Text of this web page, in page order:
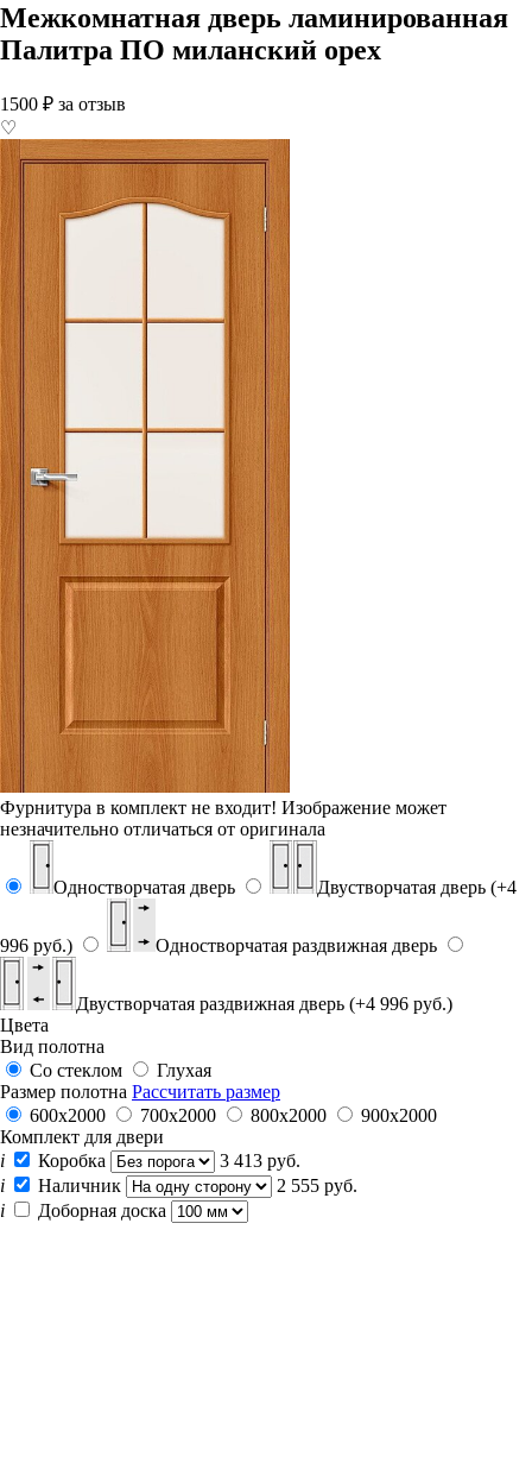
Межкомнатная дверь ламинированная
Палитра ПО миланский орех
1500 ₽ за отзыв
♡
Фурнитура в комплект не входит! Изображение может
незначительно отличаться от оригинала
Одностворчатая дверь Двустворчатая дверь (+4
996 руб.) Одностворчатая раздвижная дверь
Двустворчатая раздвижная дверь (+4 996 руб.)
Цвета
Вид полотна
Со стеклом
Глухая
Размер полотна Рассчитать размер
600x2000
700x2000 800x2000
900x2000
Комплект для двери
i
Коробка
3 413 руб.
i
Наличник
2 555 руб.
i
Доборная доска